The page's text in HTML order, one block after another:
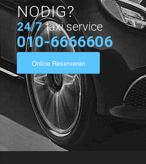
NODIG?
24/7 taxi service
010-6666606
Online Reserveren